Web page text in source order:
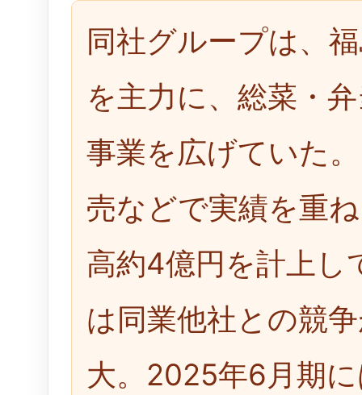
同社グループは、
を主力に、総菜・
事業を広げていた
売などで実績を重
高約4億円を計上し
は同業他社との競
大。2025年6月期